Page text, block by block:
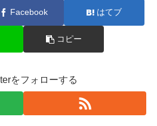
Facebook はてブ
コピー
をフォローする